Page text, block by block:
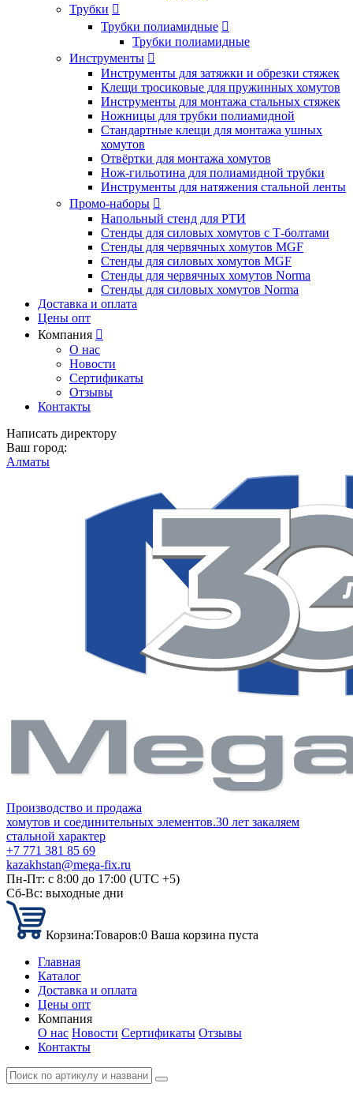
Трубки 
Трубки полиамидные 
Трубки полиамидные
Инструменты 
Инструменты для затяжки и обрезки стяжек
Клещи тросиковые для пружинных хомутов
Инструменты для монтажа стальных стяжек
Ножницы для трубки полиамидной
Стандартные клещи для монтажа ушных
хомутов
Отвёртки для монтажа хомутов
Нож-гильотина для полиамидной трубки
Инструменты для натяжения стальной ленты
Промо-наборы 
Напольный стенд для РТИ
Стенды для силовых хомутов с Т-болтами
Стенды для червячных хомутов MGF
Стенды для силовых хомутов MGF
Стенды для червячных хомутов Norma
Стенды для силовых хомутов Norma
Доставка и оплата
Цены опт
Компания 
О нас
Новости
Сертификаты
Отзывы
Контакты
Написать директору
Ваш город:
Алматы
Производство и продажа
хомутов и соединительных элементов.30 лет закаляем
стальной характер
+7 771 381 85 69
kazakhstan@mega-fix.ru
Пн-Пт: с 8:00 до 17:00 (UTC +5)
Сб-Вс: выходные дни
Корзина:Товаров:0 Ваша корзина пуста
Главная
Каталог
Доставка и оплата
Цены опт
Компания
О нас Новости Сертификаты Отзывы
Контакты